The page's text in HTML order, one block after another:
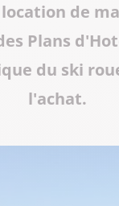
de
Plans
du ski
l'achat.